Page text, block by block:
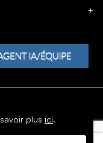
plus ici.
+
Inc.